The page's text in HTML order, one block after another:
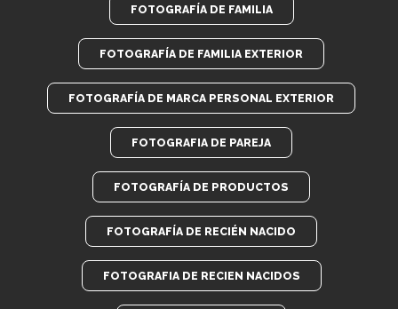
FOTOGRAFÍA DE FAMILIA
FOTOGRAFÍA DE FAMILIA EXTERIOR
FOTOGRAFÍA DE MARCA PERSONAL EXTERIOR
FOTOGRAFIA DE PAREJA
FOTOGRAFÍA DE PRODUCTOS
FOTOGRAFÍA DE RECIÉN NACIDO
FOTOGRAFIA DE RECIEN NACIDOS